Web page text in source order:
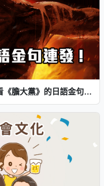
膽小不是錯，停下才是。來看看《膽大黨》的日語金句教會我們什麼！